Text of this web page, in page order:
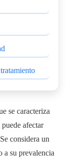
se caracteriza
afectar
considera un
a su prevalencia